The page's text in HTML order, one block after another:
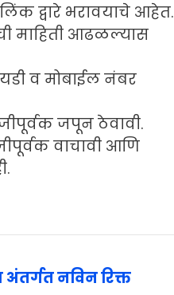
द्वारे भरावयाचे आहेत.
माहिती आढळल्यास
व मोबाईल नंबर
जपून ठेवावी.
वाचावी आणि
नविन रिक्त